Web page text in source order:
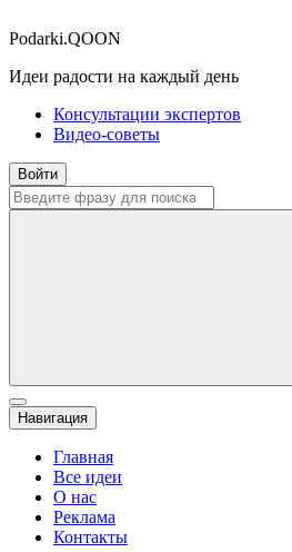
Podarki.QOON
Идеи радости на каждый день
Консультации экспертов
Видео-советы
Войти
Навигация
Главная
Все идеи
О нас
Реклама
Контакты